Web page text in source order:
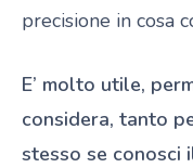
precisione in cosa
E’ molto utile,
considera, tanto
stesso se conosci